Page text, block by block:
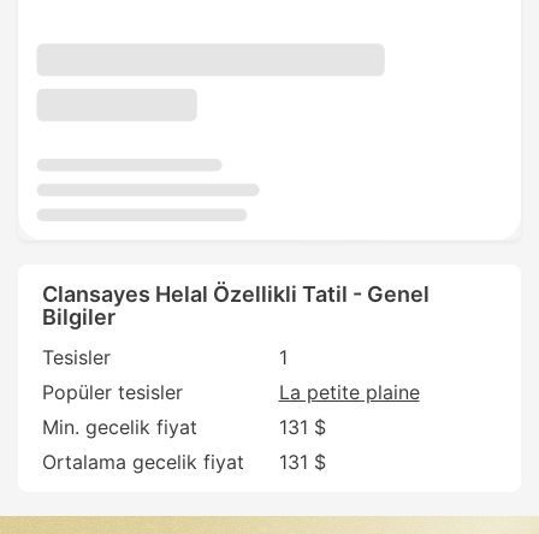
Clansayes Helal Özellikli Tatil - Genel
Bilgiler
Tesisler
1
Popüler tesisler
La petite plaine
Min. gecelik fiyat
131 $
Ortalama gecelik fiyat
131 $